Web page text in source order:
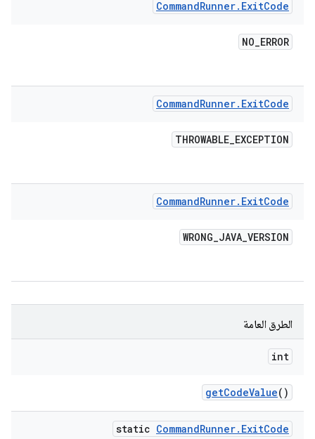
CommandRunner. ExitCode
NO_ERROR
CommandRunner. ExitCode
THROWABLE_EXCEPTION
CommandRunner. ExitCode
WRONG_JAVA_VERSION
الطرق العامة
int
getCodeValue()
static CommandRunner. ExitCode